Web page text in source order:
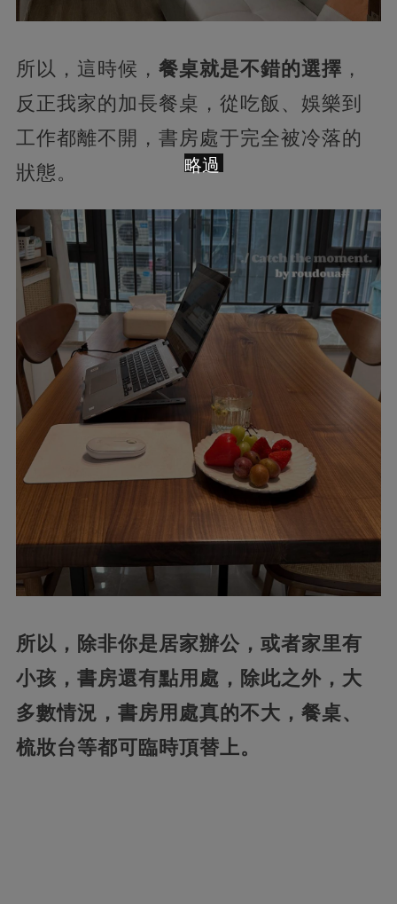
所以，這時候， 餐桌就是不錯的選擇 ，
反正我家的加長餐桌，從吃飯、娛樂到
工作都離不開，書房處于完全被冷落的
狀態。
所以，除非你是居家辦公，或者家里有
小孩，書房還有點用處，除此之外，大
多數情況，書房用處真的不大，餐桌、
梳妝台等都可臨時頂替上。
略過